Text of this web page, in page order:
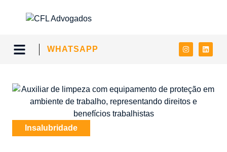
WHATSAPP
Insalubridade